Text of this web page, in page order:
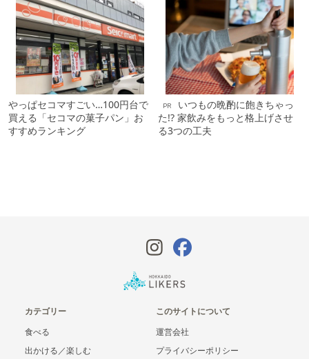
やっぱセコマすごい…100円台で
買える「セコマの菓子パン」お
すすめランキング
PR
いつもの晩酌に飽きちゃっ
た!? 家飲みをもっと格上げさせ
る3つの工夫
カテゴリー
食べる
出かける／楽しむ
このサイトについて
運営会社
プライバシーポリシー